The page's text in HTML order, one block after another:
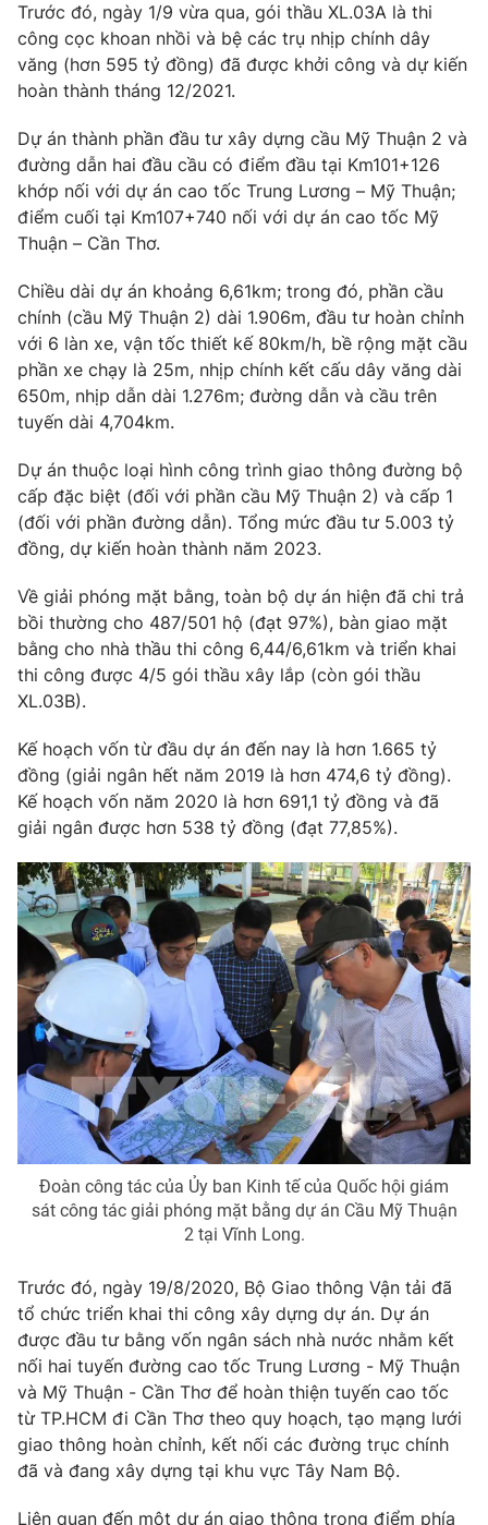
Emagazine Podcast
Photo
Video Shorts video
VTV Money VTV Thể thao
VTV Sức khoẻ Bất động sản
Thị trường 24h Tấm lòng Việt
VTV4 Vươn mình bằng AI
VTV9 VTV8
Liên hệ tòa soạn English
THỜI BÁO VTV
Theo dõi báo trên
Cơ quan chủ quản:Đài Truyền hình Việt Nam
Giấy phép hoạt động báo in và báo điện tử số 483/GP-BTTTT
cấp ngày 29/12/2023
Tổng Biên tập:Vũ Thanh Thủy
Phó Tổng Biên tập:Nguyễn Thị Mỹ Hạnh, Phạm Quốc Thắng,
Nguyễn Trọng Ninh
Tổng đài VTV:
024.38 355 931 - 024.38 355 932
Ðiện thoại Thời báo VTV:
024.66 897 897
Email:toasoan@vtv.vn
Liên hệ quảng cáo:024-7300.7108
® Cấm sao chép dưới mọi hình thức nếu không có sự chấp
thuận bằng văn bản. Ghi rõ nguồn VTV.vn khi phát hành lại
thông tin từ website này.
Trước đó, ngày 1/9 vừa qua, gói thầu XL.03A là thi
công cọc khoan nhồi và bệ các trụ nhịp chính dây
văng (hơn 595 tỷ đồng) đã được khởi công và dự kiến
hoàn thành tháng 12/2021.
Dự án thành phần đầu tư xây dựng cầu Mỹ Thuận 2 và
đường dẫn hai đầu cầu có điểm đầu tại Km101+126
khớp nối với dự án cao tốc Trung Lương – Mỹ Thuận;
điểm cuối tại Km107+740 nối với dự án cao tốc Mỹ
Thuận – Cần Thơ.
Chiều dài dự án khoảng 6,61km; trong đó, phần cầu
chính (cầu Mỹ Thuận 2) dài 1.906m, đầu tư hoàn chỉnh
với 6 làn xe, vận tốc thiết kế 80km/h, bề rộng mặt cầu
phần xe chạy là 25m, nhịp chính kết cấu dây văng dài
650m, nhịp dẫn dài 1.276m; đường dẫn và cầu trên
tuyến dài 4,704km.
Dự án thuộc loại hình công trình giao thông đường bộ
cấp đặc biệt (đối với phần cầu Mỹ Thuận 2) và cấp 1
(đối với phần đường dẫn). Tổng mức đầu tư 5.003 tỷ
đồng, dự kiến hoàn thành năm 2023.
Về giải phóng mặt bằng, toàn bộ dự án hiện đã chi trả
bồi thường cho 487/501 hộ (đạt 97%), bàn giao mặt
bằng cho nhà thầu thi công 6,44/6,61km và triển khai
thi công được 4/5 gói thầu xây lắp (còn gói thầu
XL.03B).
Kế hoạch vốn từ đầu dự án đến nay là hơn 1.665 tỷ
đồng (giải ngân hết năm 2019 là hơn 474,6 tỷ đồng).
Kế hoạch vốn năm 2020 là hơn 691,1 tỷ đồng và đã
giải ngân được hơn 538 tỷ đồng (đạt 77,85%).
Đoàn công tác của Ủy ban Kinh tế của Quốc hội giám
sát công tác giải phóng mặt bằng dự án Cầu Mỹ Thuận
2 tại Vĩnh Long.
Trước đó, ngày 19/8/2020, Bộ Giao thông Vận tải đã
tổ chức triển khai thi công xây dựng dự án. Dự án
được đầu tư bằng vốn ngân sách nhà nước nhằm kết
nối hai tuyến đường cao tốc Trung Lương - Mỹ Thuận
và Mỹ Thuận - Cần Thơ để hoàn thiện tuyến cao tốc
từ TP.HCM đi Cần Thơ theo quy hoạch, tạo mạng lưới
giao thông hoàn chỉnh, kết nối các đường trục chính
đã và đang xây dựng tại khu vực Tây Nam Bộ.
Liên quan đến một dự án giao thông trọng điểm phía